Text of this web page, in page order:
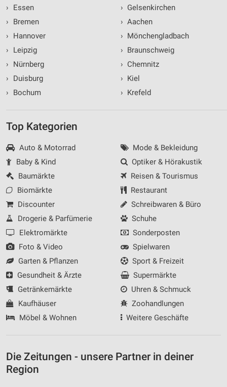
›
Essen
›
Bremen
›
Hannover
›
Leipzig
›
Nürnberg
›
Duisburg
›
Bochum
› Gelsenkirchen
› Aachen
› Mönchengladbach
› Braunschweig
› Chemnitz
› Kiel
› Krefeld
Top Kategorien
Auto & Motorrad
Baby & Kind
Baumärkte
Biomärkte
Discounter
Drogerie & Parfümerie
Elektromärkte
Foto & Video
Garten & Pflanzen
Gesundheit & Ärzte
Getränkemärkte
Kaufhäuser
Möbel & Wohnen
Mode & Bekleidung
Optiker & Hörakustik
Reisen & Tourismus
Restaurant
Schreibwaren & Büro
Schuhe
Sonderposten
Spielwaren
Sport & Freizeit
Supermärkte
Uhren & Schmuck
Zoohandlungen
Weitere Geschäfte
Die Zeitungen - unsere Partner in deiner
Region